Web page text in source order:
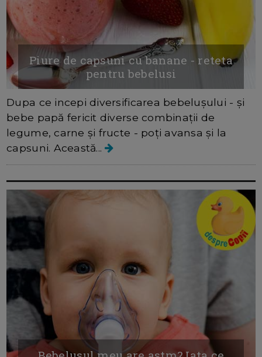
Piure de capsuni cu banane - reteta
pentru bebelusi
Dupa ce incepi diversificarea bebelușului - și
bebe papă fericit diverse combinații de
legume, carne și fructe - poți avansa și la
capsuni. Această...